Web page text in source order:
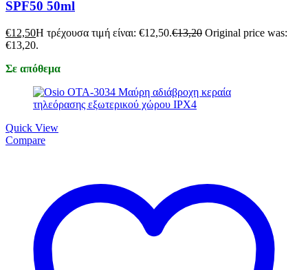
SPF50 50ml
€12,50Η τρέχουσα τιμή είναι: €12,50.€13,20 Original price was:
€13,20.
Σε απόθεμα
Quick View
Compare